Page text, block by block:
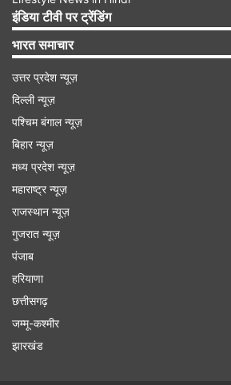
पेंट्स (2.04 प्रतिशत),
प्रतिशत), अल्ट्राटेक सीमेंट (1.62
एयरटेल (1.61 प्रतिशत), सनफार्मा
महिंद्रा (1.48 प्रतिशत), महिंद्रा एंड
प्रतिशत), टाटा स्टील (1.32
प्रतिशत), लार्सन एंड टुब्रो (1.22
(1.20 प्रतिशत) के नाम शामिल हैं।
इंडिया टीवी पर ट्रेंडिंग
भारत समाचार
उत्तर प्रदेश न्यूज़
दिल्ली न्यूज़
पश्चिम बंगाल न्यूज़
बिहार न्यूज़
मध्य प्रदेश न्यूज़
महाराष्ट्र न्यूज़
राजस्थान न्यूज़
गुजरात न्यूज़
पंजाब
हरियाणा
छत्तीसगढ़
जम्मू-कश्मीर
झारखंड